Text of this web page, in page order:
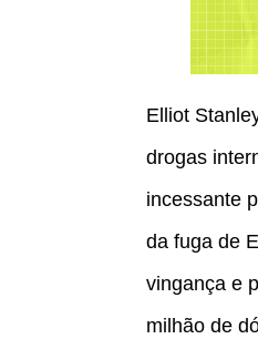
Elliot
drogas
incessante
da fuga de
vingança e
milhão de